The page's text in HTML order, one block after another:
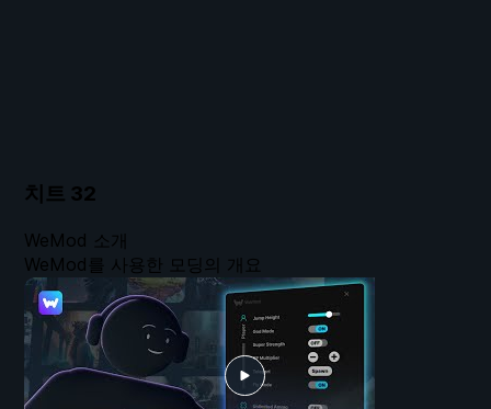
치트 32
WeMod 소개
WeMod를 사용한 모딩의 개요